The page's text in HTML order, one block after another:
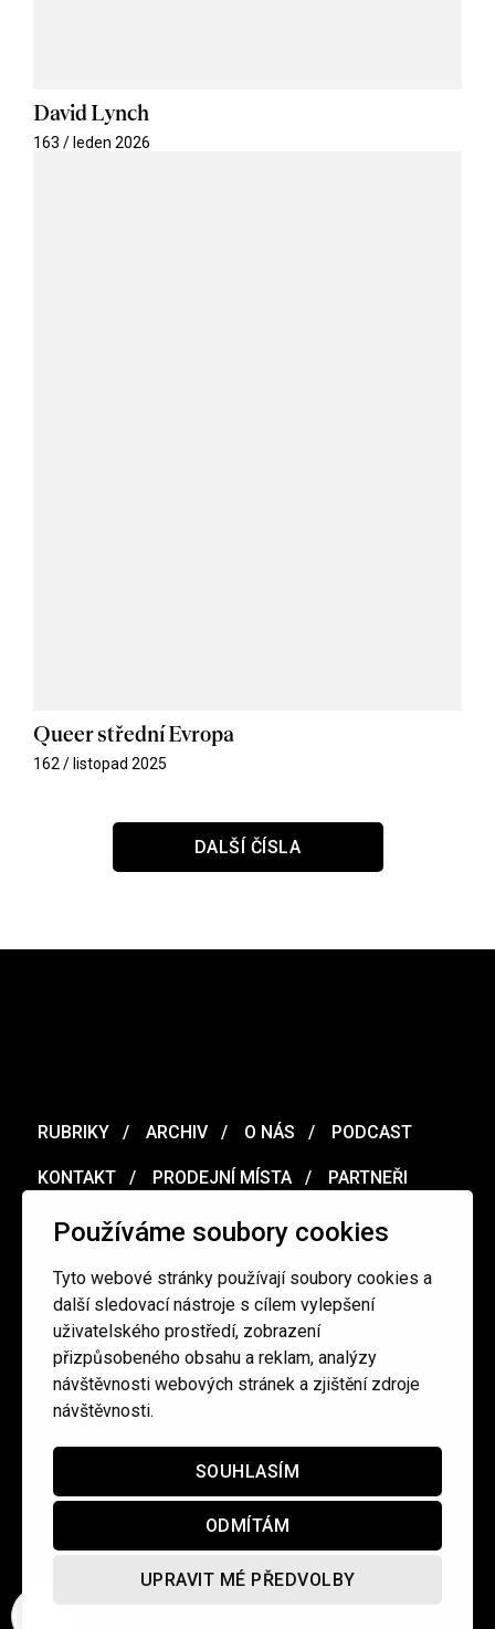
Používáme soubory cookies
Tyto webové stránky používají soubory cookies a
další sledovací nástroje s cílem vylepšení
uživatelského prostředí, zobrazení
přizpůsobeného obsahu a reklam, analýzy
návštěvnosti webových stránek a zjištění zdroje
návštěvnosti.
SOUHLASÍM
ODMÍTÁM
UPRAVIT MÉ PŘEDVOLBY
David Lynch
163 / leden 2026
Queer střední Evropa
162 / listopad 2025
DALŠÍ ČÍSLA
RUBRIKY ARCHIV O NÁS PODCAST
KONTAKT PRODEJNÍ MÍSTA PARTNEŘI
MERCH VOUCHER
Ochrana osobních údajů / Obchodní podmínky
redakce@cinepur.cz